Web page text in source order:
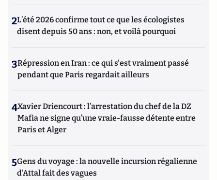
2L’été 2026 confirme tout ce que les écologistes
disent depuis 50 ans : non, et voilà pourquoi
3Répression en Iran : ce qui s'est vraiment passé
pendant que Paris regardait ailleurs
4Xavier Driencourt : l’arrestation du chef de la DZ
Mafia ne signe qu’une vraie-fausse détente entre
Paris et Alger
5Gens du voyage : la nouvelle incursion régalienne
d'Attal fait des vagues